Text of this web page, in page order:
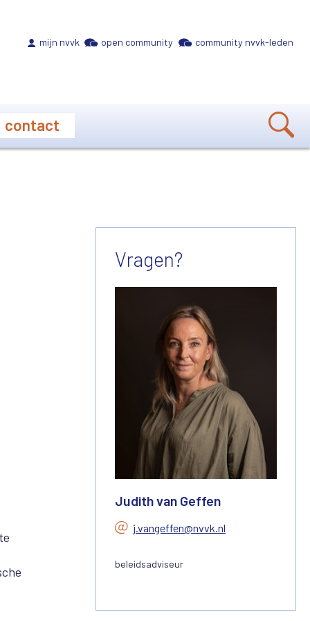
mijn nvvk open community community nvvk-leden
contact
Vragen?
Judith van Geffen
j.vangeffen@nvvk.nl
beleidsadviseur